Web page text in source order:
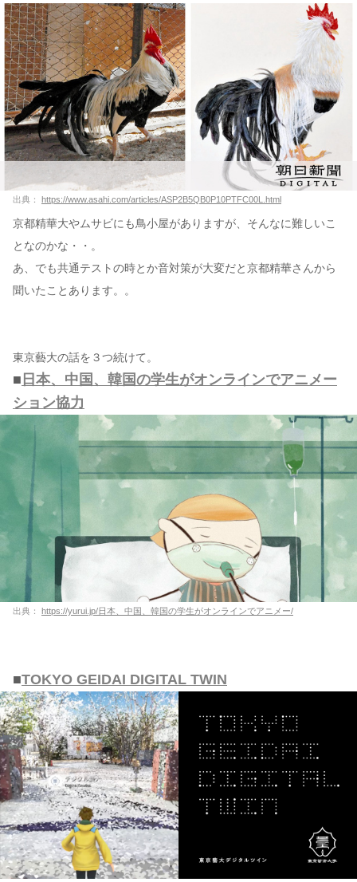
出典： https://www.asahi.com/articles/ASP2B5QB0P10PTFC00L.html
京都精華大やムサビにも鳥小屋がありますが、そんなに難しいこ
となのかな・・。
あ、でも共通テストの時とか音対策が大変だと京都精華さんから
聞いたことあります。。
東京藝大の話を３つ続けて。
■ 日本、中国、韓国の学生がオンラインでアニメー
ション協力
出典： https://yurui.jp/日本、中国、韓国の学生がオンラインでアニメー/
■TOKYO GEIDAI DIGITAL TWIN